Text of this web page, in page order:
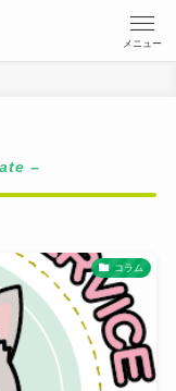
メニュー
–
コラム